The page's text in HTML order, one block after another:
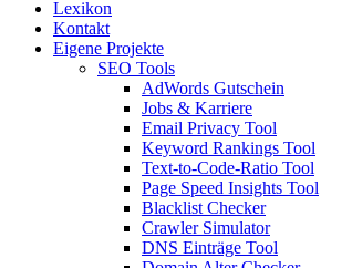
Lexikon
Kontakt
Eigene Projekte
SEO Tools
AdWords Gutschein
Jobs & Karriere
Email Privacy Tool
Keyword Rankings Tool
Text-to-Code-Ratio Tool
Page Speed Insights Tool
Blacklist Checker
Crawler Simulator
DNS Einträge Tool